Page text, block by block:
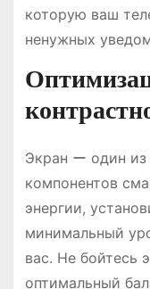
которую ваш
ненужных
Экран ー один
компонентов
энергии,
минимальный
вас. Не бойтесь
оптимальный